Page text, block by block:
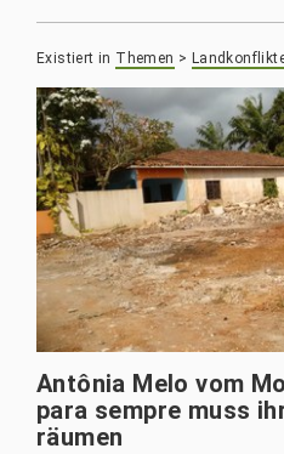
Existiert in Themen >
Antônia Melo vom
para sempre muss
räumen